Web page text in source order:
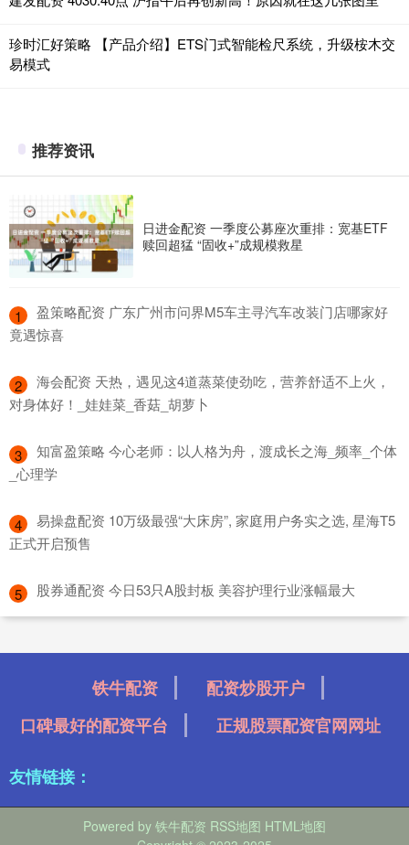
珍时汇好策略 【产品介绍】ETS门式智能检尺系统，升级桉木交
易模式
推荐资讯
日进金配资 一季度公募座次重排：宽基ETF
赎回超猛 “固收+”成规模救星
1
​盈策略配资 广东广州市问界M5车主寻汽车改装门店哪家好
竟遇惊喜
2
​海会配资 天热，遇见这4道蒸菜使劲吃，营养舒适不上火，
对身体好！_娃娃菜_香菇_胡萝卜
3
​知富盈策略 今心老师：以人格为舟，渡成长之海_频率_个体
_心理学
4
​易操盘配资 10万级最强“大床房”, 家庭用户务实之选, 星海T5
正式开启预售
5 ​股券通配资 今日53只A股封板 美容护理行业涨幅最大
铁牛配资
配资炒股开户
口碑最好的配资平台
正规股票配资官网网址
友情链接：
Powered by 铁牛配资 RSS地图 HTML地图